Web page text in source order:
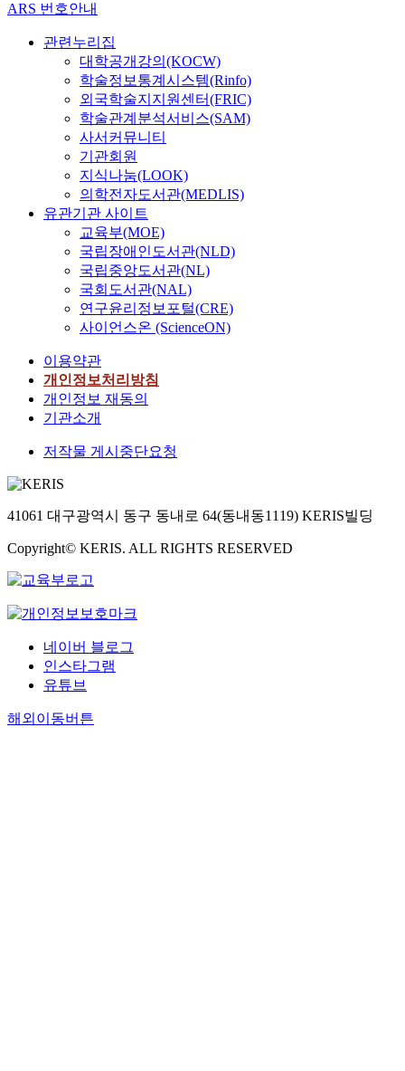
ARS 번호안내
관련누리집
대학공개강의(KOCW)
학술정보통계시스템(Rinfo)
외국학술지지원센터(FRIC)
학술관계분석서비스(SAM)
사서커뮤니티
기관회원
지식나눔(LOOK)
의학전자도서관(MEDLIS)
유관기관 사이트
교육부(MOE)
국립장애인도서관(NLD)
국립중앙도서관(NL)
국회도서관(NAL)
연구윤리정보포털(CRE)
사이언스온 (ScienceON)
이용약관
개인정보처리방침
개인정보 재동의
기관소개
저작물 게시중단요청
41061 대구광역시 동구 동내로 64(동내동1119) KERIS빌딩
Copyright© KERIS. ALL RIGHTS RESERVED
네이버 블로그
인스타그램
유튜브
해외이동버튼